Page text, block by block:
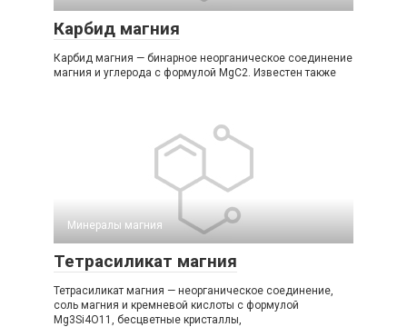
Карбид магния
Карбид магния — бинарное неорганическое соединение
магния и углерода с формулой MgС2. Известен также
Минералы магния‎
Тетрасиликат магния
Тетрасиликат магния — неорганическое соединение,
соль магния и кремневой кислоты с формулой
Mg3Si4O11, бесцветные кристаллы,